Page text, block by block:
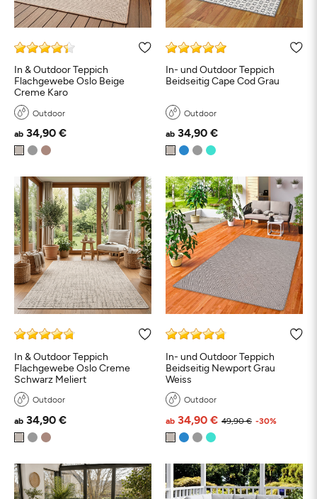
In & Outdoor Teppich
Flachgewebe Oslo Beige
Creme Karo
Outdoor
ab 34,90 €
In- und Outdoor Teppich
Beidseitig Cape Cod Grau
Outdoor
ab 34,90 €
In & Outdoor Teppich
Flachgewebe Oslo Creme
Schwarz Meliert
Outdoor
ab 34,90 €
In- und Outdoor Teppich
Beidseitig Newport Grau
Weiss
Outdoor
49,90 €
ab 34,90 € -30%